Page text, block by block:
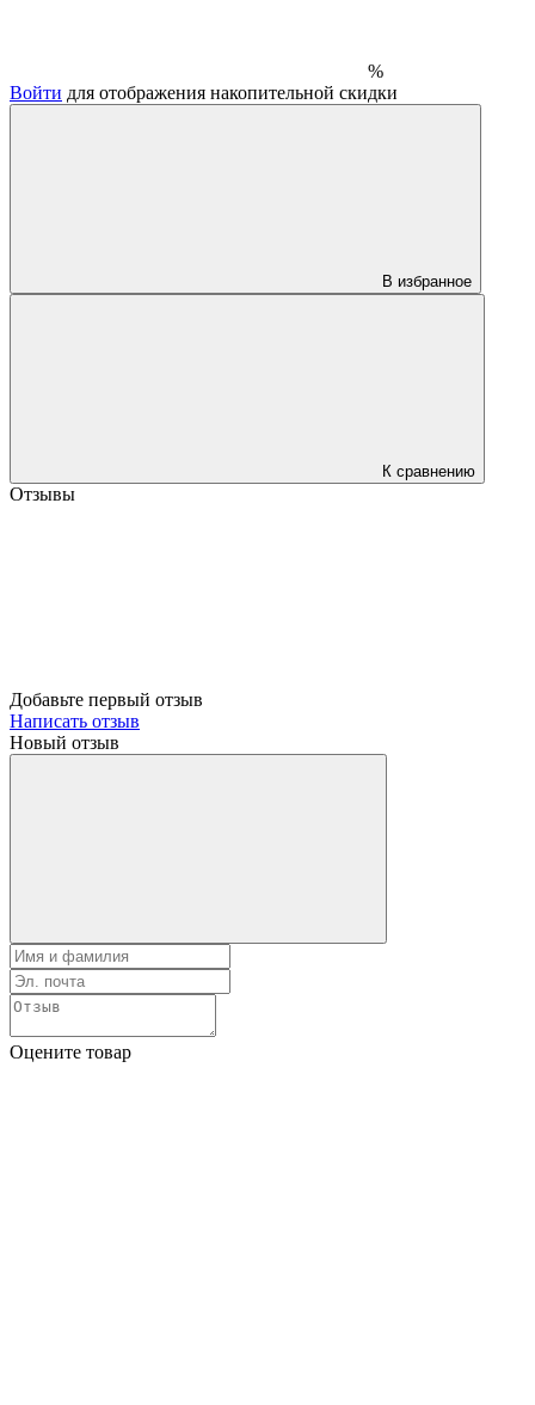
%
Войти для отображения накопительной скидки
В избранное
К сравнению
Отзывы
Добавьте первый отзыв
Написать отзыв
Новый отзыв
Оцените товар